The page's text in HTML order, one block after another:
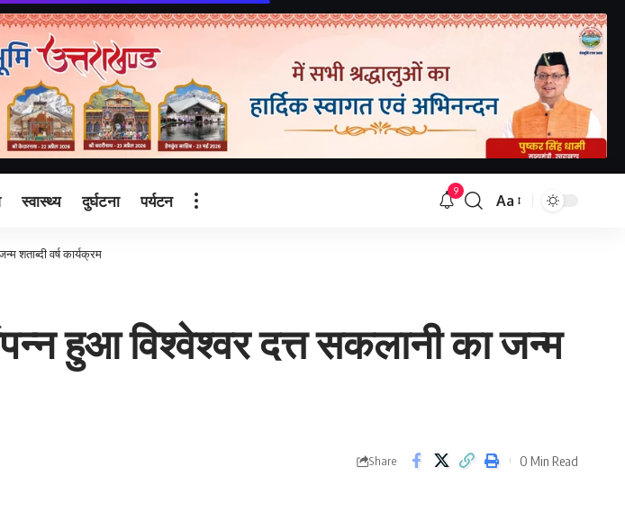
स्वास्थ्य दुर्घटना पर्यटन 9
Font
Aa
शताब्दी वर्ष कार्यक्रम
हुआ विश्वेश्वर दत्त सकलानी का जन्म
Share 0 Min Read